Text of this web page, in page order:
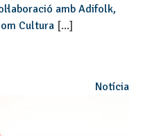
amb Adifolk,
Cultura [...]
Notícia